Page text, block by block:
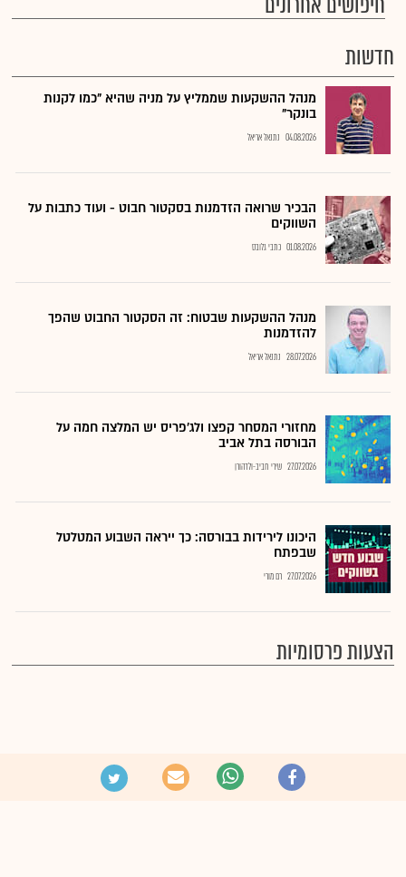
חדשות
מנהל ההשקעות שממליץ על מניה שהיא "כמו לקנות
בונקר"
04.08.2026 נתנאל אריאל
הבכיר שרואה הזדמנות בסקטור חבוט - ועוד כתבות על
השווקים
01.08.2026 כתבי גלובס
מנהל ההשקעות שבטוח: זה הסקטור החבוט שהפך
להזדמנות
28.07.2026 נתנאל אריאל
מחזורי המסחר קפצו ולג'פריס יש המלצה חמה על
הבורסה בתל אביב
27.07.2026 שירי חביב-ולדהורן
היכונו לירידות בבורסה: כך ייראה השבוע המטלטל
שבפתח
27.07.2026 רם מורי
הצעות פרסומיות